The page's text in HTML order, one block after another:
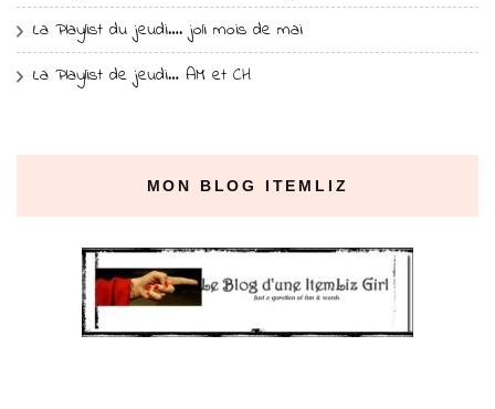
La Playlist du jeudi…. joli mois de mai
La Playlist de jeudi… AM et CH
MON BLOG ITEMLIZ